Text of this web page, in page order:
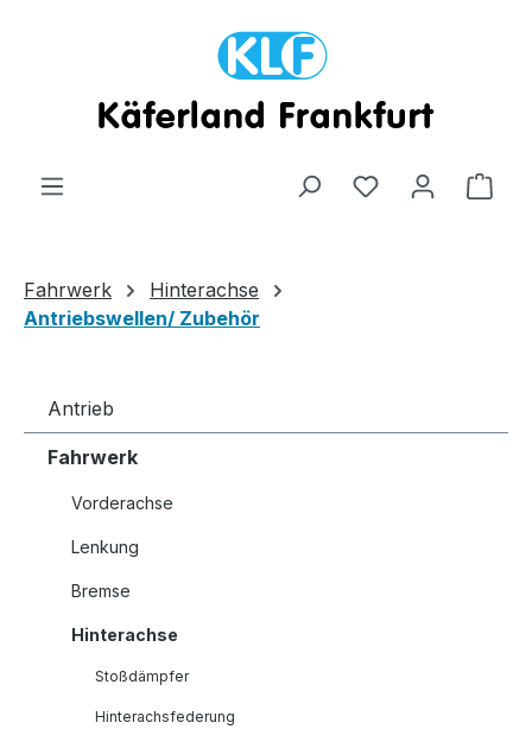
Zum Hauptinhalt springen
Fahrwerk
Hinterachse
Antriebswellen/ Zubehör
Antrieb
Fahrwerk
Vorderachse
Lenkung
Bremse
Hinterachse
Stoßdämpfer
Hinterachsfederung